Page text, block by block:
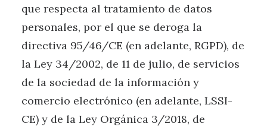
que respecta al tratamiento de datos
personales, por el que se deroga la
directiva 95/46/CE (en adelante, RGPD), de
la Ley 34/2002, de 11 de julio, de servicios
de la sociedad de la información y
comercio electrónico (en adelante, LSSI-
CE) y de la Ley Orgánica 3/2018, de